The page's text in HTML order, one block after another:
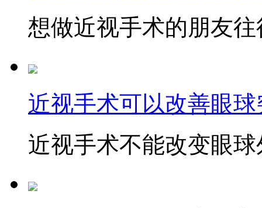
想做近视手术的朋友
近视手术可以改善眼
近视手术不能改变眼